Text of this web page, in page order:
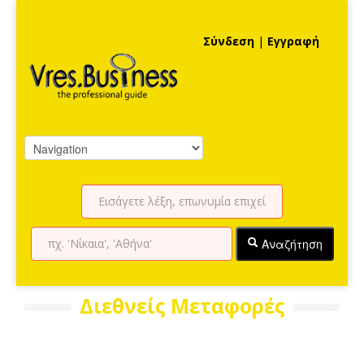
Σύνδεση | Εγγραφή
Αναζήτηση
Διεθνείς Μεταφορές